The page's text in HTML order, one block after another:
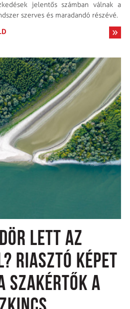
jelentős számban válnak a
szerves és maradandó részévé.
lett az
Riasztó képet
szakértők a